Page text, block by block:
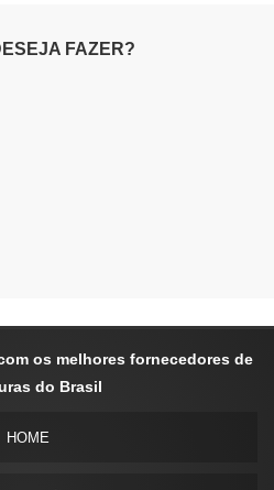
FAZER?
os melhores fornecedores de
do Brasil
HOME